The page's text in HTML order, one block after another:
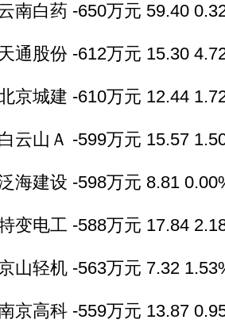
白药 -650万元 59.40
股份 -612万元 15.30
城建 -610万元 12.44
山Ａ -599万元 15.57
建设 -598万元 8.81
电工 -588万元 17.84
轻机 -563万元 7.32
高科 -559万元 13.87